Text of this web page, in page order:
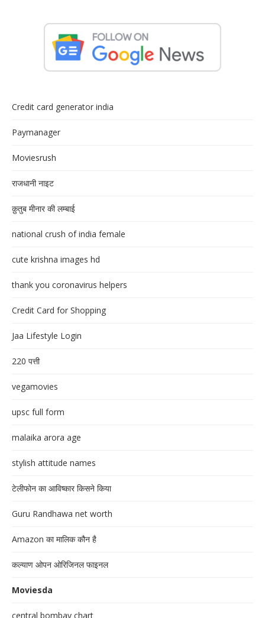
Credit card generator india
Paymanager
Moviesrush
राजधानी नाइट
क़ुतुब मीनार की लम्बाई
national crush of india female
cute krishna images hd
thank you coronavirus helpers
Credit Card for Shopping
Jaa Lifestyle Login
220 पत्ती
vegamovies
upsc full form
malaika arora age
stylish attitude names
टेलीफोन का आविष्कार किसने किया
Guru Randhawa net worth
Amazon का मालिक कौन है
कल्याण ओपन ओरिजिनल फाइनल
Moviesda
central bombay chart